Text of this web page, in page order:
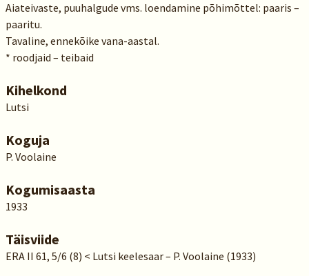
Aiateivaste, puuhalgude vms. loendamine põhimõttel: paaris –
paaritu.
Tavaline, ennekõike vana-aastal.
* roodjaid – teibaid
Kihelkond
Lutsi
Koguja
P. Voolaine
Kogumisaasta
1933
Täisviide
ERA II 61, 5/6 (8) < Lutsi keelesaar – P. Voolaine (1933)